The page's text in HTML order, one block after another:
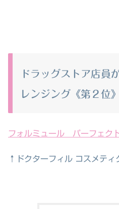
ドラッグストア店員
レンジング《第２位》
フォルミュール パーフェク
↑ドクターフィル コスメティ